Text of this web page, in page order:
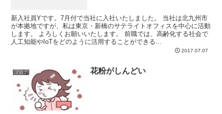
新入社員Yです。7月付で当社に入社いたしました。 当社は北九州市
が本拠地ですが、私は東京・新橋のサテライトオフィスを中心に活動
します。 よろしくお願いいたします。 前職では、高齢化する社会で
人工知能やIoTをどのように活用することができる...
2017.07.07
ブログ 花粉がしんどい